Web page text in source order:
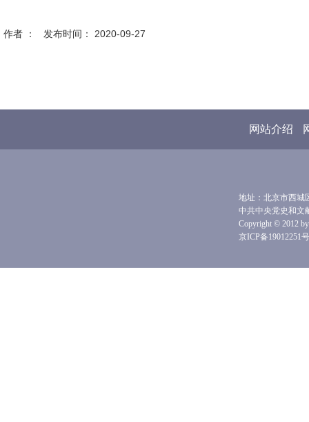
作者 ： 发布时间： 2020-09-27
网站介绍
地址：北京市西城
中共中央党史和文
Copyright © 2012
京ICP备19012251